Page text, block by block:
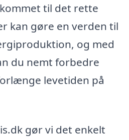
til det rette
kan gøre en verden til
og med
du nemt forbedre
levetiden på
gør vi det enkelt